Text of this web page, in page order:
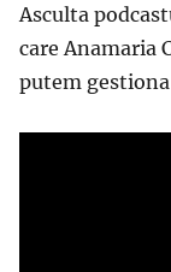
Asculta
care Anamaria
putem